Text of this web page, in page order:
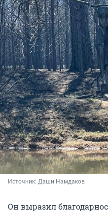
Источник: Даши Намдаков
Он выразил